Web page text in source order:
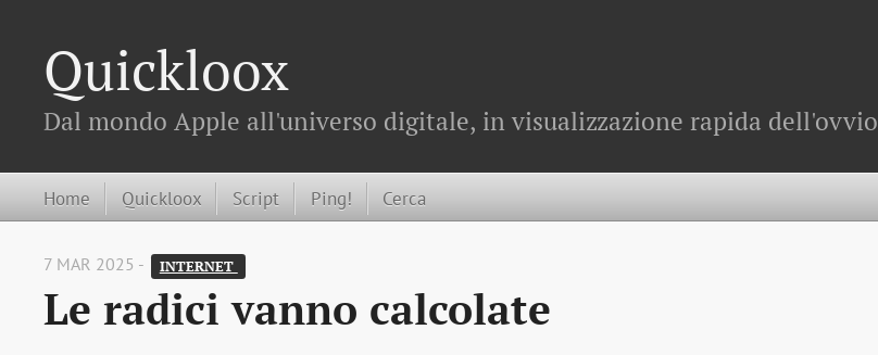
Quickloox
Dal mondo Apple all'universo digitale, in visualizzazione rapida dell'ovvio
Home Quickloox Script Ping! Cerca
7 MAR 2025 - INTERNET
Le radici vanno calcolate